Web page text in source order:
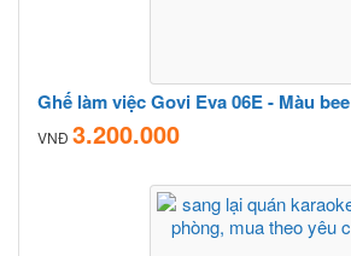
Ghế làm việc Govi Eva 06E - Màu bee
VNĐ 3.200.000